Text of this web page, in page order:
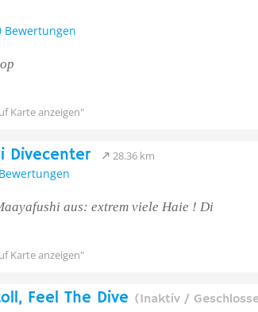
Bewertungen
Karte anzeigen"
Divecenter 28.36 km
aus: extrem viele Haie ! Di
Karte anzeigen"
Feel The Dive (Inaktiv /